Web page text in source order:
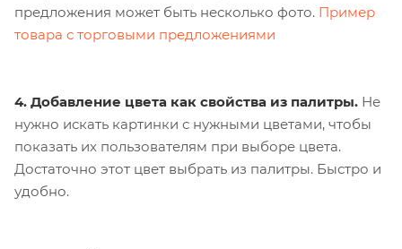
предложения может быть несколько фото. Пример
товара с торговыми предложениями
4. Добавление цвета как свойства из палитры. Не
нужно искать картинки с нужными цветами, чтобы
показать их пользователям при выборе цвета.
Достаточно этот цвет выбрать из палитры. Быстро и
удобно.